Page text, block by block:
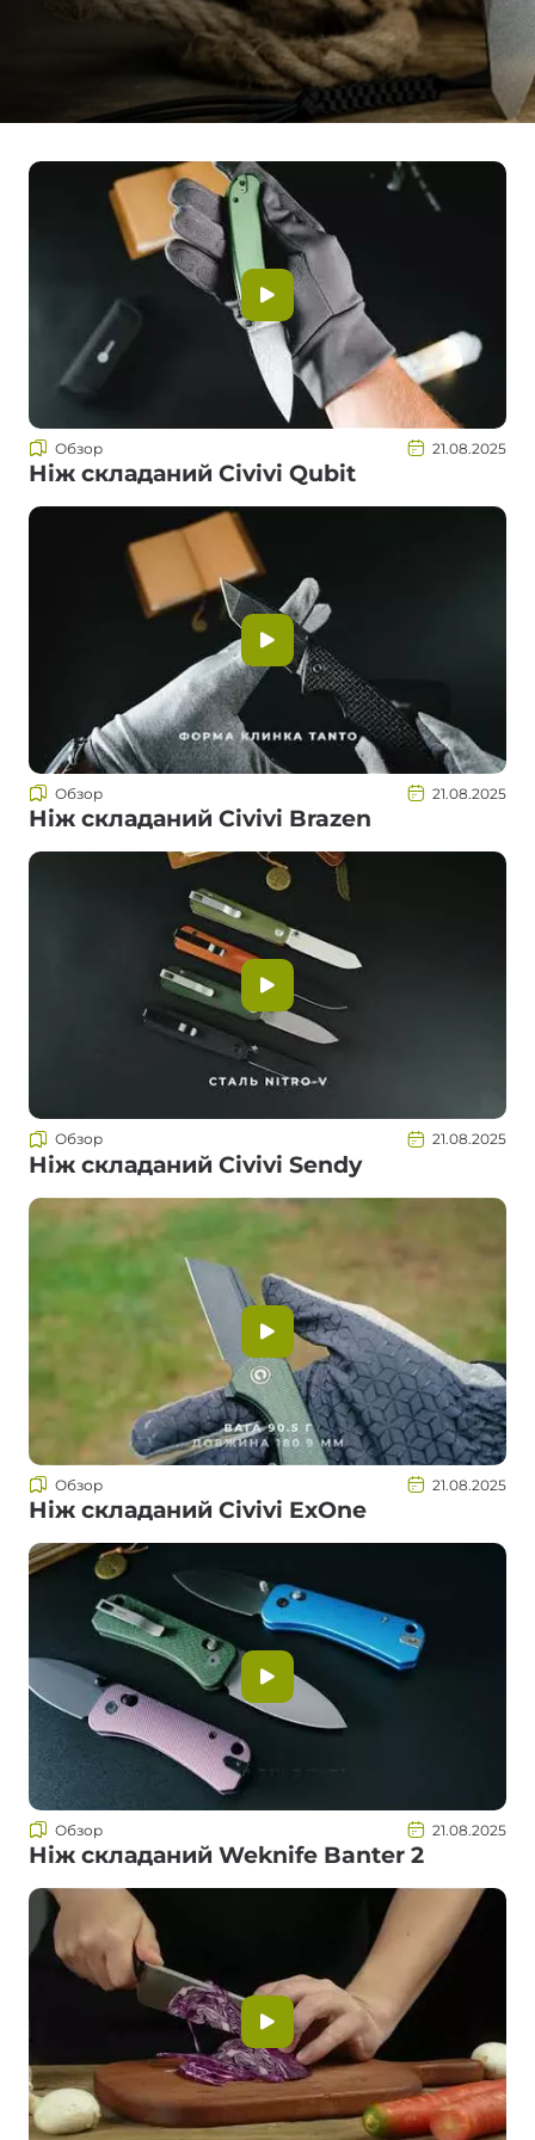
Обзор 21.08.2025
Ніж складаний Civivi Qubit
Обзор 21.08.2025
Ніж складаний Civivi Brazen
Обзор 21.08.2025
Ніж складаний Civivi Sendy
Обзор 21.08.2025
Ніж складаний Civivi ExOne
Обзор 21.08.2025
Ніж складаний Weknife Banter 2